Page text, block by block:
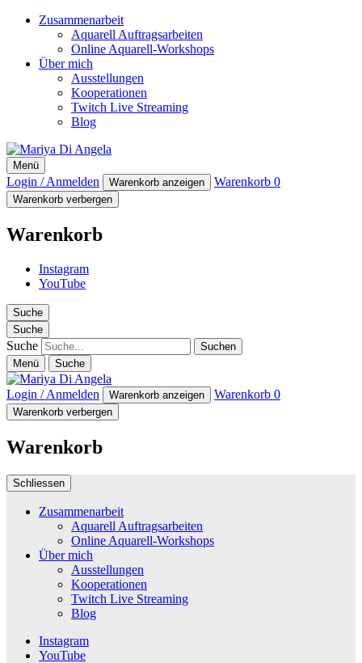
Zusammenarbeit
Aquarell Auftragsarbeiten
Online Aquarell-Workshops
Über mich
Ausstellungen
Kooperationen
Twitch Live Streaming
Blog
Mariya Di Angela
Artist
Menü
Login / Anmelden Warenkorb anzeigen Warenkorb 0
Warenkorb verbergen
Warenkorb
Instagram
YouTube
Suche
Suche
Suche
Menü Suche
Login / Anmelden Warenkorb anzeigen Warenkorb 0
Warenkorb verbergen
Warenkorb
Schliessen
Zusammenarbeit
Aquarell Auftragsarbeiten
Online Aquarell-Workshops
Über mich
Ausstellungen
Kooperationen
Twitch Live Streaming
Blog
Instagram
YouTube